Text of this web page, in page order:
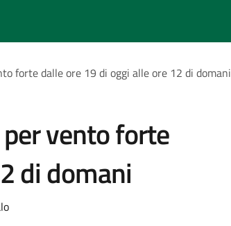
forte dalle ore 19 di oggi alle ore 12 di domani
vento forte
di domani